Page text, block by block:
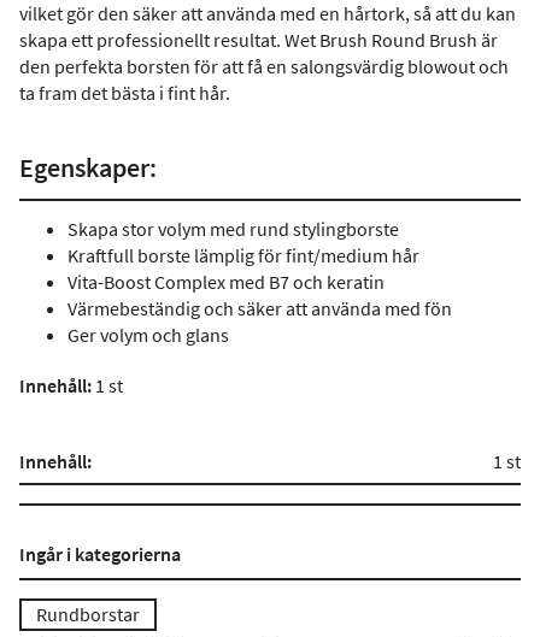
vilket gör den säker att använda med en hårtork, så att du kan
skapa ett professionellt resultat. Wet Brush Round Brush är
den perfekta borsten för att få en salongsvärdig blowout och
ta fram det bästa i fint hår.
Egenskaper:
Skapa stor volym med rund stylingborste
Kraftfull borste lämplig för fint/medium hår
Vita-Boost Complex med B7 och keratin
Värmebeständig och säker att använda med fön
Ger volym och glans
Innehåll: 1 st
Innehåll: 1 st
Ingår i kategorierna
Rundborstar